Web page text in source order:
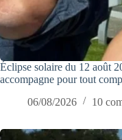
Éclipse solaire du 12 août
accompagne pour tout
06/08/2026
10